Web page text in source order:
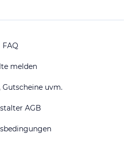
FAQ
melden
Gutscheine uvm.
AGB